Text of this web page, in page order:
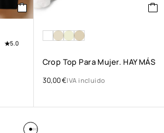
5.0
Crop Top Para Mujer. HAY MÁS
30,00€IVA incluido